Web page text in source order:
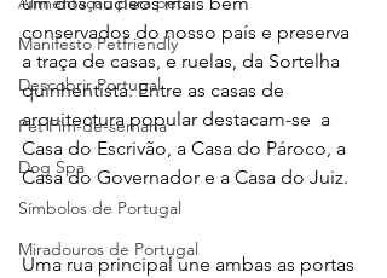
Manifesto Petfriendly
Descobrir Portugal
Pet Fim-de-semana
Dog Spa
Símbolos de Portugal
Miradouros de Portugal
conservados do nosso país e preserva
a traça de casas, e ruelas, da Sortelha
quinhentista. Entre as casas de
arquitectura popular destacam-se  a
Casa do Escrivão, a Casa do Pároco, a
Casa do Governador e a Casa do Juiz.
Uma rua principal une ambas as portas